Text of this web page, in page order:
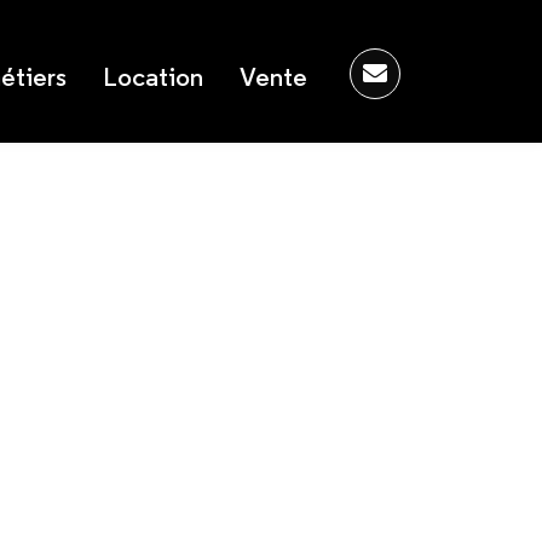
Location Vente